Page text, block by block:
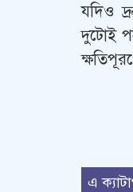
যদিও
দুটোই
এ